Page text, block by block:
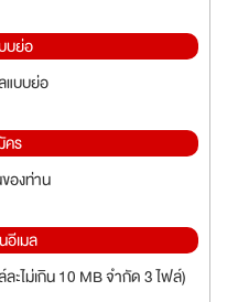
บย่อ
แบบย่อ
คร
องท่าน
เมล
ะไม่เกิน 10 MB จำกัด 3 ไฟล์)